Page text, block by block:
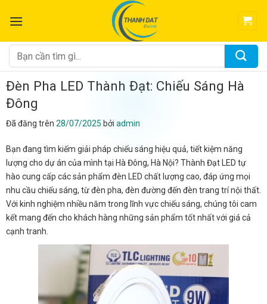
đến
dung
Tìm
kiếm:
Đèn Pha LED Thành Đạt: Chiếu Sáng Hà
Đông
Đã đăng trên 28/07/2025 bởi admin
Bạn đang tìm kiếm giải pháp chiếu sáng hiệu quả, tiết kiệm năng
lượng cho dự án của mình tại Hà Đông, Hà Nội? Thành Đạt LED tự
hào cung cấp các sản phẩm đèn LED chất lượng cao, đáp ứng mọi
nhu cầu chiếu sáng, từ đèn pha, đèn đường đến đèn trang trí nội thất.
Với kinh nghiệm nhiều năm trong lĩnh vực chiếu sáng, chúng tôi cam
kết mang đến cho khách hàng những sản phẩm tốt nhất với giá cả
cạnh tranh.